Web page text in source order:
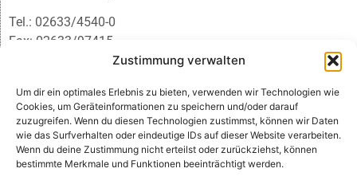
Zustimmung verwalten
Um dir ein optimales Erlebnis zu bieten, verwenden wir Technologien wie
Cookies, um Geräteinformationen zu speichern und/oder darauf
zuzugreifen. Wenn du diesen Technologien zustimmst, können wir Daten
wie das Surfverhalten oder eindeutige IDs auf dieser Website verarbeiten.
Wenn du deine Zustimmung nicht erteilst oder zurückziehst, können
bestimmte Merkmale und Funktionen beeinträchtigt werden.
Tel.: 02633/4540-0
Fax: 02633/97415
infobb@blmedien.de